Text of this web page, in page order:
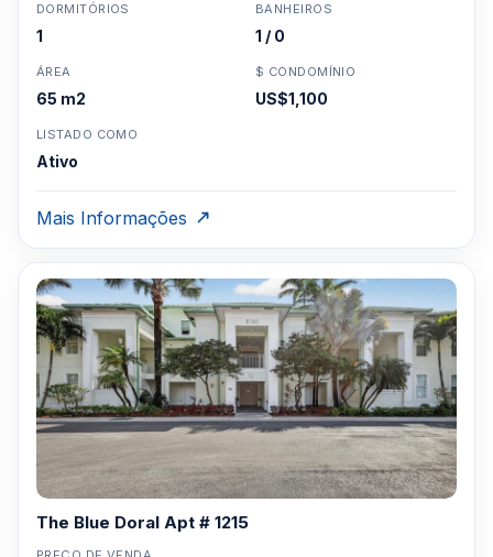
DORMITÓRIOS
1
BANHEIROS
1 / 0
ÁREA
65 m2
$ CONDOMÍNIO
US$1,100
LISTADO COMO
Ativo
Mais Informações
The Blue Doral Apt # 1215